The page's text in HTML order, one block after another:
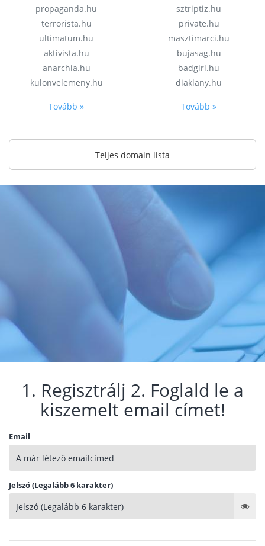
propaganda.hu
terrorista.hu
ultimatum.hu
aktivista.hu
anarchia.hu
kulonvelemeny.hu
Tovább »
sztriptiz.hu
private.hu
masztimarci.hu
bujasag.hu
badgirl.hu
diaklany.hu
Tovább »
Teljes domain lista
1. Regisztrálj 2. Foglald le a
kiszemelt email címet!
Email
Jelszó (Legalább 6 karakter)